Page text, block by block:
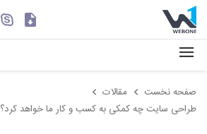
صفحه نخست
مقالات
طراحی سایت چه کمکی به کسب و کار ما خواهد کرد؟